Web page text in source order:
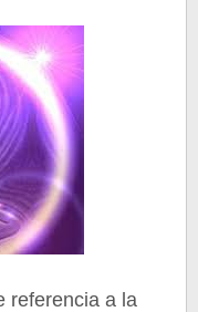
referencia a la